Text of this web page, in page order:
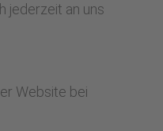
jederzeit an uns
Website bei